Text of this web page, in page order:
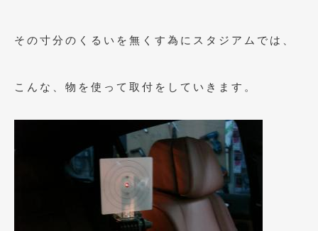
その寸分のくるいを無くす為にスタジアムでは、
こんな、物を使って取付をしていきます。